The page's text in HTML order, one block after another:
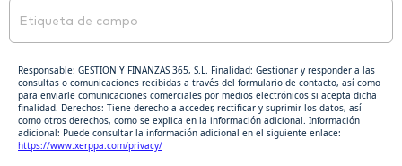
Responsable: GESTION Y FINANZAS 365, S.L. Finalidad: Gestionar y responder a las
consultas o comunicaciones recibidas a través del formulario de contacto, así como
para enviarle comunicaciones comerciales por medios electrónicos si acepta dicha
finalidad. Derechos: Tiene derecho a acceder, rectificar y suprimir los datos, así
como otros derechos, como se explica en la información adicional. Información
adicional: Puede consultar la información adicional en el siguiente enlace:
https://www.xerppa.com/privacy/